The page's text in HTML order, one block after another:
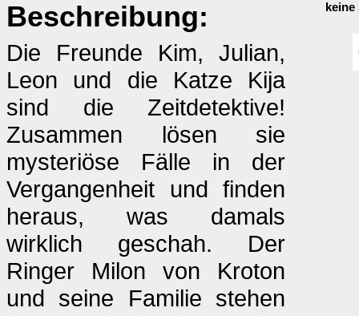
Beschreibung:
Die Freunde Kim, Julian,
Leon und die Katze Kija
sind die Zeitdetektive!
Zusammen lösen sie
mysteriöse Fälle in der
Vergangenheit und finden
heraus, was damals
wirklich geschah. Der
Ringer Milon von Kroton
und seine Familie stehen